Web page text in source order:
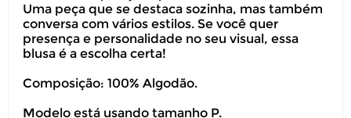
Uma peça que se destaca sozinha, mas também
conversa com vários estilos. Se você quer
presença e personalidade no seu visual, essa
blusa é a escolha certa!
Composição: 100% Algodão.
Modelo está usando tamanho P.